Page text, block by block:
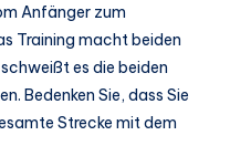
Anfänger zum
Training macht beiden
es die beiden
Bedenken Sie, dass Sie
Strecke mit dem